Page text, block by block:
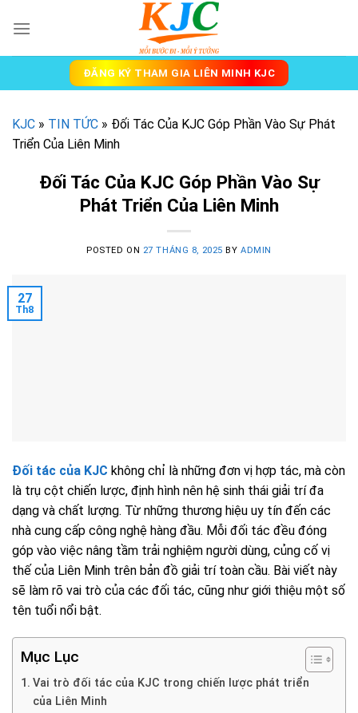
ĐĂNG KÝ THAM GIA LIÊN MINH KJC
KJC » TIN TỨC » Đối Tác Của KJC Góp Phần Vào Sự Phát
Triển Của Liên Minh
Đối Tác Của KJC Góp Phần Vào Sự
Phát Triển Của Liên Minh
POSTED ON 27 THÁNG 8, 2025 BY ADMIN
27
Th8
Đối tác của KJC không chỉ là những đơn vị hợp tác, mà còn
là trụ cột chiến lược, định hình nên hệ sinh thái giải trí đa
dạng và chất lượng. Từ những thương hiệu uy tín đến các
nhà cung cấp công nghệ hàng đầu. Mỗi đối tác đều đóng
góp vào việc nâng tầm trải nghiệm người dùng, củng cố vị
thế của Liên Minh trên bản đồ giải trí toàn cầu. Bài viết này
sẽ làm rõ vai trò của các đối tác, cũng như giới thiệu một số
tên tuổi nổi bật.
Mục Lục
Vai trò đối tác của KJC trong chiến lược phát triển
của Liên Minh